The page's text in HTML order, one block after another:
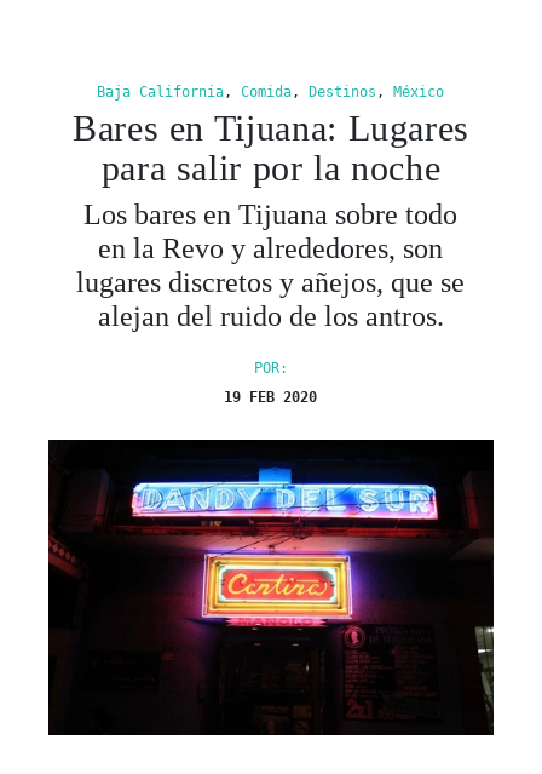
Baja California ,Comida ,Destinos ,México
Bares en Tijuana: Lugares
para salir por la noche
Los bares en Tijuana sobre todo
en la Revo y alrededores, son
lugares discretos y añejos, que se
alejan del ruido de los antros.
POR:
19 FEB 2020